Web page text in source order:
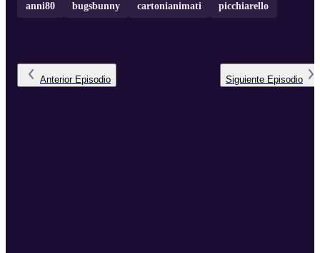
anni80 bugsbunny cartonianimati picchiarello
Anterior Episodio Siguiente Episodio